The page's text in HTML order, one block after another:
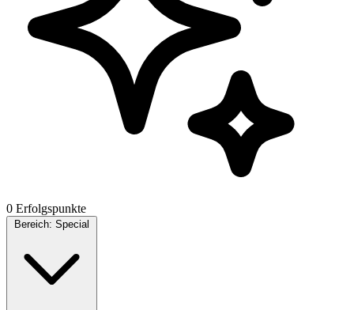
0 Erfolgspunkte
Bereich: Special